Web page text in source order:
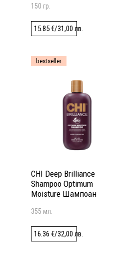
150 гр.
15.85€/31,00 лв.
bestseller
CHI Deep Brilliance
Shampoo Optimum
Moisture Шампоан
355 мл.
16.36 €/32,00 лв.